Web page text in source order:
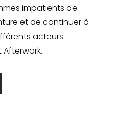
impatients de
et de continuer à
acteurs